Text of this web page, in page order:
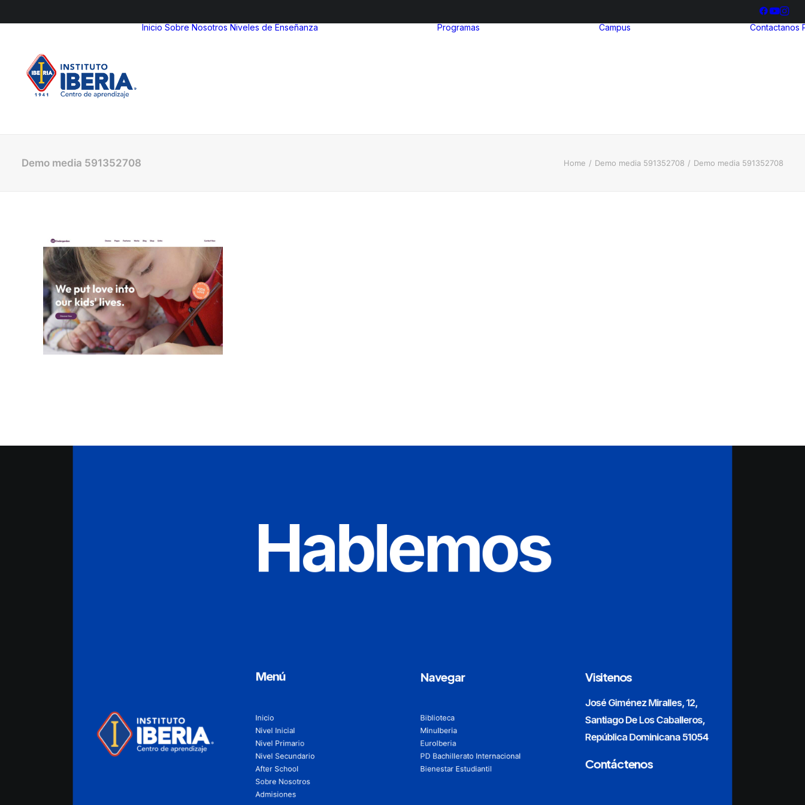
Inicio Sobre Nosotros Niveles de Enseñanza Programas Campus Contactanos
Demo media 591352708 Home Demo media 591352708 Demo media 591352708
Hablemos
Menú
Inicio
Nivel Inicial
Nivel Primario
Nivel Secundario
After School
Sobre Nosotros
Admisiones
Navegar
Biblioteca
MinuIberia
EuroIberia
PD Bachillerato Internacional
Bienestar Estudiantil
Visitenos
José Giménez Miralles, 12,
Santiago De Los Caballeros,
República Dominicana 51054
Contáctenos